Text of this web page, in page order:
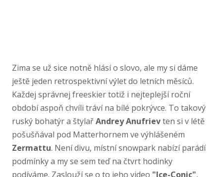
Zima se už sice notně hlásí o slovo, ale my si dáme
ještě jeden retrospektivní výlet do letních měsíců.
Každej správnej freeskier totiž i nejteplejší roční
období aspoň chvíli tráví na bílé pokrývce. To takový
ruský bohatýr a štylařAndrey Anufrievten si v létě
pošušňával pod Matterhornem ve výhlášeném
Zermattu. Není divu, místní snowpark nabízí parádí
podmínky a my se sem teď na čtvrt hodinky
podíváme. Zaslouží se o to jeho video "Ice-Conic",